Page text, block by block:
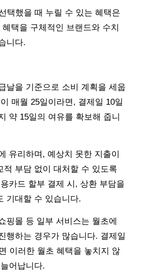
택했을 때 누릴 수 있는 혜택은
택을 구체적인 브랜드와 수치
니다.
날을 기준으로 소비 계획을 세웁
매월 25일이라면, 결제일 10일
약 15일의 여유를 확보해 줍니
유리하며, 예상치 못한 지출이
적 부담 없이 대처할 수 있도록
카드 할부 결제 시, 상환 부담을
기대할 수 있습니다.
핑몰 등 일부 서비스는 월초에
행하는 경우가 많습니다. 결제일
이러한 월초 혜택을 놓치지 않
어납니다.